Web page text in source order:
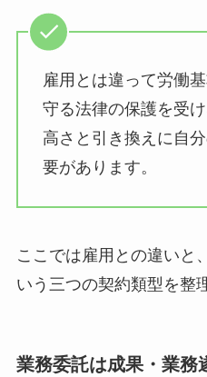
雇用とは違って労働
守る法律の保護を受
高さと引き換えに自
要があります。
ここでは雇用との違いと
いう三つの契約類型を整
業務委託は成果・業務